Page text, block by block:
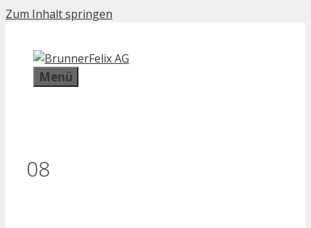
Zum Inhalt springen
Menü
08